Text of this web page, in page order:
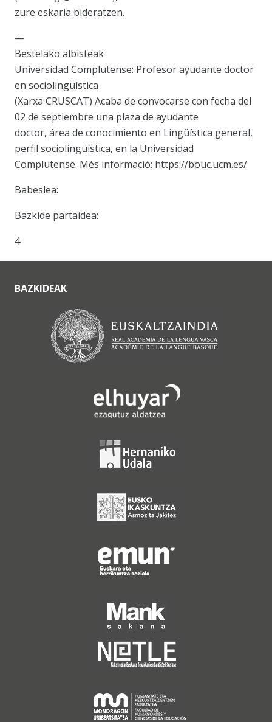
zure eskaria bideratzen.
—
Bestelako albisteak
Universidad Complutense: Profesor ayudante doctor
en sociolingüística
(Xarxa CRUSCAT) Acaba de convocarse con fecha del
02 de septiembre una plaza de ayudante
doctor, área de conocimiento en Lingüística general,
perfil sociolingüística, en la Universidad
Complutense. Més informació: https://bouc.ucm.es/
Babeslea:
Bazkide partaidea:
4
BAZKIDEAK